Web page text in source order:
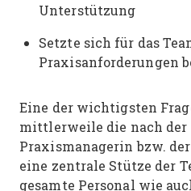
Unterstützung
Setzte sich für das
Praxisanforderungen
Eine der wichtigsten
mittlerweile die nach der
Praxismanagerin bzw.
eine zentrale Stütze der
gesamte Personal wie